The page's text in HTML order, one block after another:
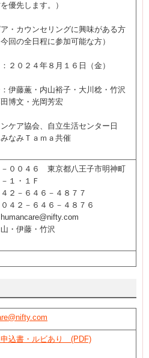
優先します。）
・カウンセリングに興味がある方
今回の全日程に参加可能な方）
２０２４年８月１６日（金）
伊藤薫・内山裕子・大川稔・竹沢
博文・光岡芳宏
ケア協会、自立生活センター日
なみＴａｍ ａ共催
００４６ 東京都八王子市明神町
１・１Ｆ
２－６４６－４８７７
４２－６４６－４８７６
・伊藤・竹沢
申込書・ルビあり (PDF)